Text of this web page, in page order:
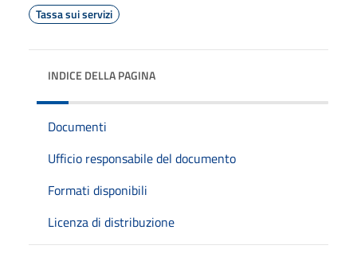
Tassa sui servizi
INDICE DELLA PAGINA
Documenti
Ufficio responsabile del documento
Formati disponibili
Licenza di distribuzione